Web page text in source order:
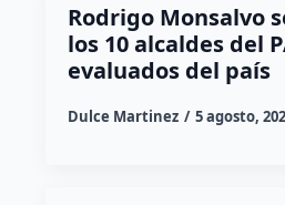
Rodrigo Monsalvo
los 10 alcaldes del
evaluados del país
Dulce Martinez 5 agosto,